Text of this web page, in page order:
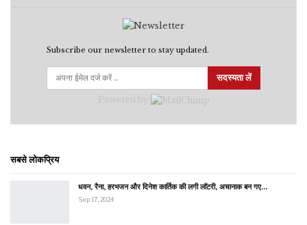
Subscribe our newsletter to stay updated.
सदस्यता लें
सबसे लोकप्रिय
धवन, रैना, हरभजन और दिनेश कार्तिक की लगी लॉटरी, अचानाक बन गए…
Sep 17, 2024